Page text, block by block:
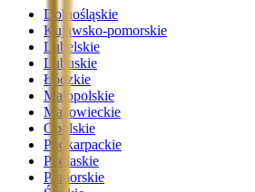
Dolnośląskie
Kujawsko-pomorskie
Lubelskie
Lubuskie
Łódzkie
Małopolskie
Mazowieckie
Opolskie
Podkarpackie
Podlaskie
Pomorskie